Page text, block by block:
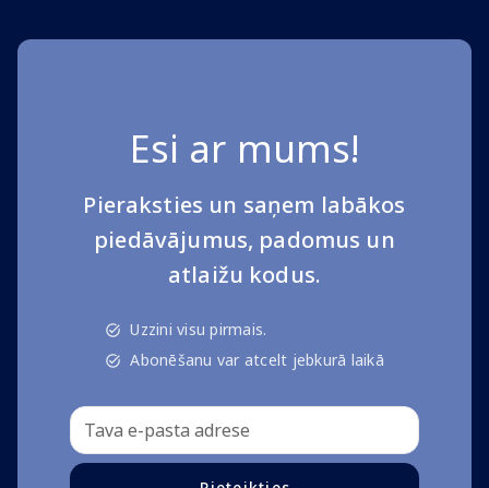
Esi ar mums!
Pieraksties un saņem labākos
piedāvājumus, padomus un
atlaižu kodus.
Uzzini visu pirmais.
Abonēšanu var atcelt jebkurā laikā